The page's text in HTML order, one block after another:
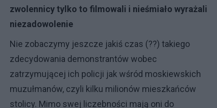
zwolennicy tylko to filmowali i nieśmiało wyrażali
niezadowolenie
Nie zobaczymy jeszcze jakiś czas (??) takiego
zdecydowania demonstrantów wobec
zatrzymującej ich policji jak wśród moskiewskich
muzułmanów, czyli kilku milionów mieszkańców
stolicy. Mimo swej liczebności mają oni do